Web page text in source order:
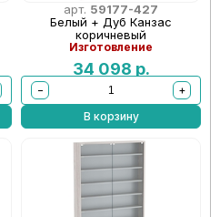
арт. 59177-427
Белый + Дуб Канзас
коричневый
Изготовление
34 098 р.
−
+
В корзину